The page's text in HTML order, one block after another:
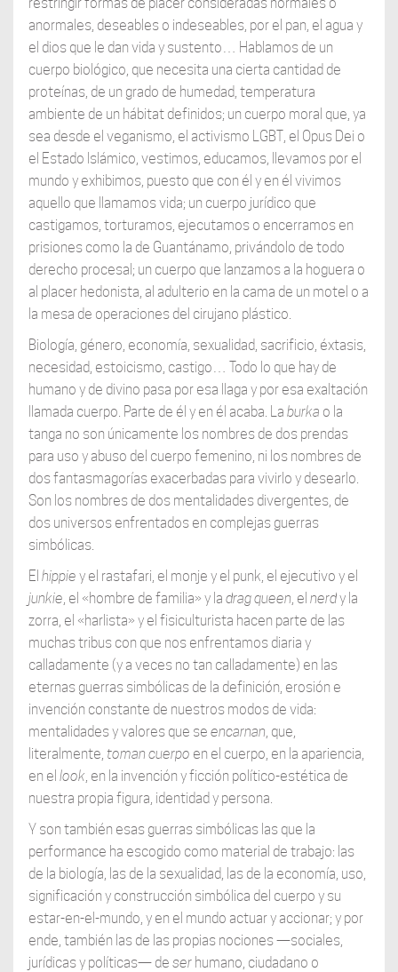
anormales, deseables o indeseables, por el pan, el agua y
el dios que le dan vida y sustento… Hablamos de un
cuerpo biológico, que necesita una cierta cantidad de
proteínas, de un grado de humedad, temperatura
ambiente de un hábitat definidos; un cuerpo moral que, ya
sea desde el veganismo, el activismo LGBT, el Opus Dei o
el Estado Islámico, vestimos, educamos, llevamos por el
mundo y exhibimos, puesto que con él y en él vivimos
aquello que llamamos vida; un cuerpo jurídico que
castigamos, torturamos, ejecutamos o encerramos en
prisiones como la de Guantánamo, privándolo de todo
derecho procesal; un cuerpo que lanzamos a la hoguera o
al placer hedonista, al adulterio en la cama de un motel o a
la mesa de operaciones del cirujano plástico.
Biología, género, economía, sexualidad, sacrificio, éxtasis,
necesidad, estoicismo, castigo… Todo lo que hay de
humano y de divino pasa por esa llaga y por esa exaltación
llamada cuerpo. Parte de él y en él acaba. La burka o la
tanga no son únicamente los nombres de dos prendas
para uso y abuso del cuerpo femenino, ni los nombres de
dos fantasmagorías exacerbadas para vivirlo y desearlo.
Son los nombres de dos mentalidades divergentes, de
dos universos enfrentados en complejas guerras
simbólicas.
El hippie y el rastafari, el monje y el punk, el ejecutivo y el
junkie , el «hombre de familia» y la drag queen , el nerdy la
zorra, el «harlista» y el fisiculturista hacen parte de las
muchas tribus con que nos enfrentamos diaria y
calladamente (y a veces no tan calladamente) en las
eternas guerras simbólicas de la definición, erosión e
invención constante de nuestros modos de vida:
mentalidades y valores que se encarnan , que,
literalmente, toman cuerpo en el cuerpo, en la apariencia,
en el look , en la invención y ficción político-estética de
nuestra propia figura, identidad y persona.
Y son también esas guerras simbólicas las que la
performance ha escogido como material de trabajo: las
de la biología, las de la sexualidad, las de la economía, uso,
significación y construcción simbólica del cuerpo y su
estar-en-el-mundo, y en el mundo actuar y accionar; y por
ende, también las de las propias nociones —sociales,
jurídicas y políticas— de serhumano, ciudadano o